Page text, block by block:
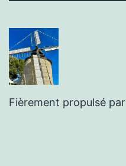
Fièrement propulsé par